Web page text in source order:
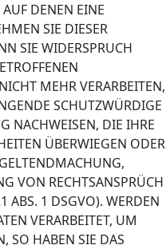
DENEN EINE
SIE DIESER
SIE WIDERSPRUCH
MEHR VERARBEITEN,
SCHUTZWÜRDIGE
NACHWEISEN, DIE IHRE
ÜBERWIEGEN ODER
VON RECHTSANSPRÜCH
ABS. 1 DSGVO). WERDEN
VERARBEITET, UM
SO HABEN SIE DAS